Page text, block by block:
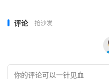
评论 抢沙发